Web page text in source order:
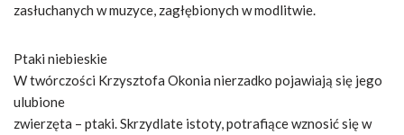
zasłuchanych w muzyce, zagłębionych w modlitwie.
Ptaki niebieskie
W twórczości Krzysztofa Okonia nierzadko pojawiają się jego
ulubione
zwierzęta – ptaki. Skrzydlate istoty, potrafiące wznosić się w